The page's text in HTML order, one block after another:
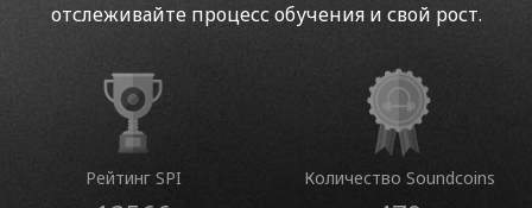
отслеживайте процесс обучения и свой рост.
Рейтинг SPI Количество Soundcoins